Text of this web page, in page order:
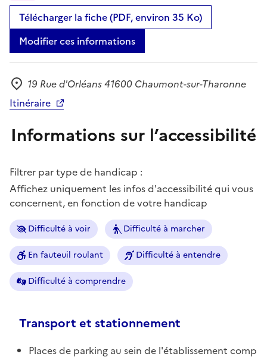
Télécharger la fiche (PDF, environ 35 Ko)
Modifier ces informations
Adresse
19 Rue d'Orléans 41600 Chaumont-sur-Tharonne
Itinéraire
Informations sur l’accessibilité
Filtrer par type de handicap :
Affichez uniquement les infos d'accessibilité qui vous
concernent, en fonction de votre handicap
Difficulté à voir Difficulté à marcher
En fauteuil roulant Difficulté à entendre
Difficulté à comprendre
Transport et stationnement
Places de parking au sein de l'établissement comp